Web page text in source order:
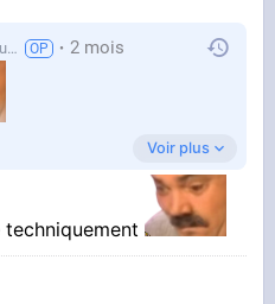
Grolutes 2 mois
dessus on retourne à
Voir plus
techniquement